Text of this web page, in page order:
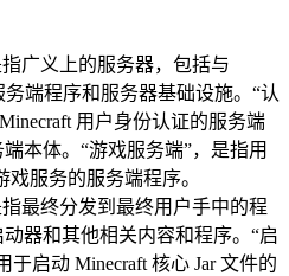
广义上的服务器，包括与
端程序和服务器基础设施。“认
用户身份认证的服务端
本体。“游戏服务端”，是指用
戏服务的服务端程序。
最终分发到最终用户手中的程
器和其他相关内容和程序。“启
于启动 Minecraft 核心 Jar 文件的